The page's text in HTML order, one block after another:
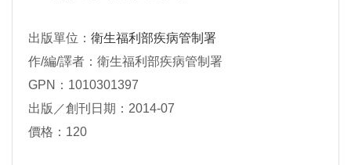
出版單位： 衛生福利部疾病管制署
作/編/譯者：衛生福利部疾病管制署
GPN：1010301397
出版／創刊日期：2014-07
價格：120